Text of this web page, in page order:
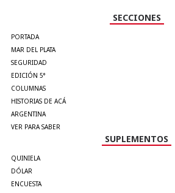
SECCIONES
PORTADA
MAR DEL PLATA
SEGURIDAD
EDICIÓN 5°
COLUMNAS
HISTORIAS DE ACÁ
ARGENTINA
VER PARA SABER
SUPLEMENTOS
QUINIELA
DÓLAR
ENCUESTA